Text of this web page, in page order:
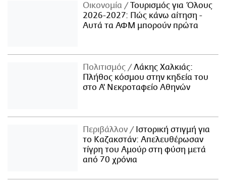
Οικονομία
Τουρισμός για Όλους
2026-2027: Πώς κάνω αίτηση -
Αυτά τα ΑΦΜ μπορούν πρώτα
Πολιτισμός
Λάκης Χαλκιάς:
Πλήθος κόσμου στην κηδεία του
στο Α' Νεκροταφείο Αθηνών
Περιβάλλον
Ιστορική στιγμή για
το Καζακστάν: Απελευθέρωσαν
τίγρη του Αμούρ στη φύση μετά
από 70 χρόνια